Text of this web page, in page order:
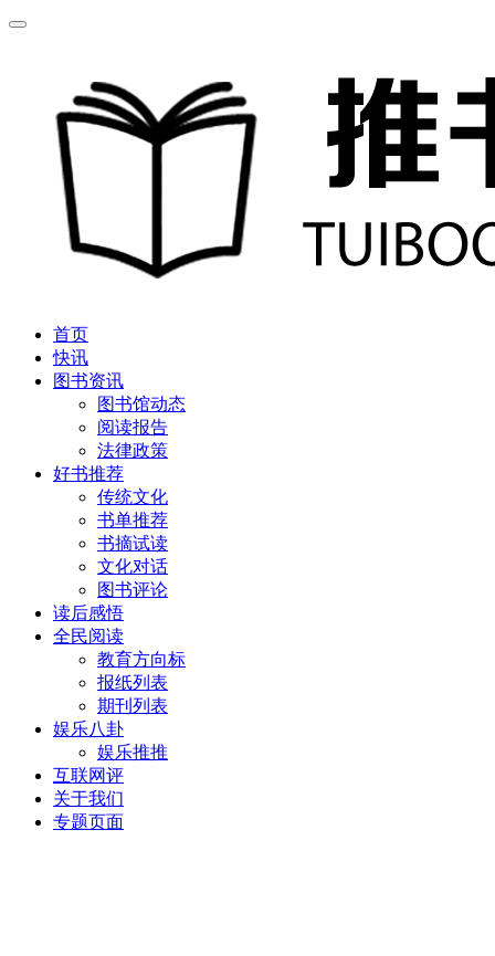
首页
快讯
图书资讯
图书馆动态
阅读报告
法律政策
好书推荐
传统文化
书单推荐
书摘试读
文化对话
图书评论
读后感悟
全民阅读
教育方向标
报纸列表
期刊列表
娱乐八卦
娱乐推推
互联网评
关于我们
专题页面